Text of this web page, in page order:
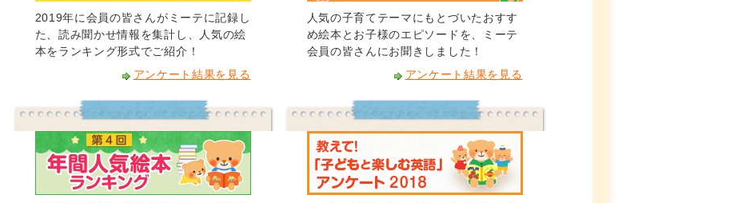
2019年に会員の皆さんがミーテに記録し
た、読み聞かせ情報を集計し、人気の絵
本をランキング形式でご紹介！
アンケート結果を見る
人気の子育てテーマにもとづいたおすす
め絵本とお子様のエピソードを、ミーテ
会員の皆さんにお聞きしました！
アンケート結果を見る